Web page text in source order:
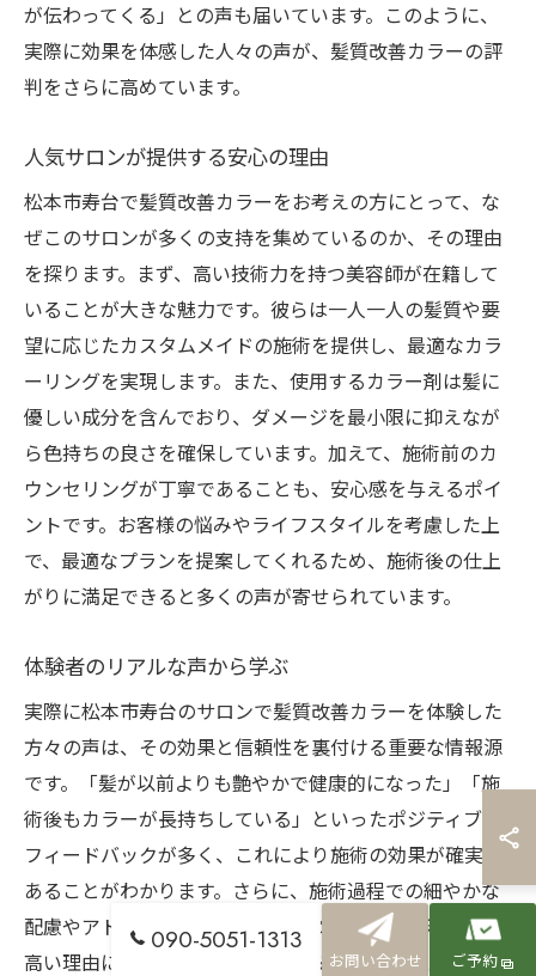
が伝わってくる」との声も届いています。このように、
実際に効果を体感した人々の声が、髪質改善カラーの評
判をさらに高めています。
人気サロンが提供する安心の理由
松本市寿台で髪質改善カラーをお考えの方にとって、な
ぜこのサロンが多くの支持を集めているのか、その理由
を探ります。まず、高い技術力を持つ美容師が在籍して
いることが大きな魅力です。彼らは一人一人の髪質や要
望に応じたカスタムメイドの施術を提供し、最適なカラ
ーリングを実現します。また、使用するカラー剤は髪に
優しい成分を含んでおり、ダメージを最小限に抑えなが
ら色持ちの良さを確保しています。加えて、施術前のカ
ウンセリングが丁寧であることも、安心感を与えるポイ
ントです。お客様の悩みやライフスタイルを考慮した上
で、最適なプランを提案してくれるため、施術後の仕上
がりに満足できると多くの声が寄せられています。
体験者のリアルな声から学ぶ
実際に松本市寿台のサロンで髪質改善カラーを体験した
方々の声は、その効果と信頼性を裏付ける重要な情報源
です。「髪が以前よりも艶やかで健康的になった」「施
術後もカラーが長持ちしている」といったポジティブな
フィードバックが多く、これにより施術の効果が確実で
あることがわかります。さらに、施術過程での細やかな
配慮やアドバイスが高く評価されており、顧客満足度が
高い理由に繋がっています。これらの実体験は、サロン
090-5051-1313
お問い合わせ ご予約